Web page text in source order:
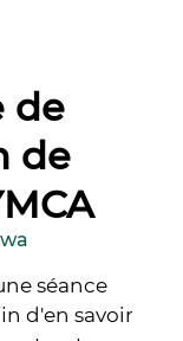
de
de
séance
d'en savoir